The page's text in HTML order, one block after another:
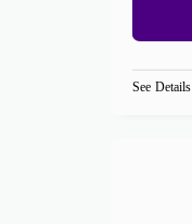
See Details